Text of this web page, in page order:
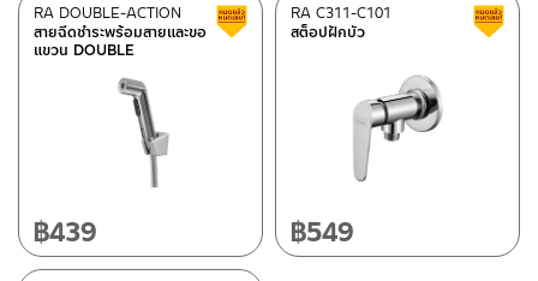
สายฉีดชำระพร้อมสายและขอ
แขวน DOUBLE
RA DOUBLE-ACTION สินค้าลดราคา เคลียร์สต็อก
฿439
สต็อปฝักบัว
RA C311-C101
฿549